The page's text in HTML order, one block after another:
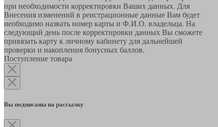
при необходимости корректировки Ваших данных. Для
Внесения изменений в реистрационные данные Вам будет
необходимо назвать номер карты и Ф.И.О. владельца. На
следующий день после корректировки данных Вы сможете
привязать карту к личному кабинету для дальнейшей
проверки и накопления бонусных баллов.
Поступление товара
Вы подписаны на рассылку